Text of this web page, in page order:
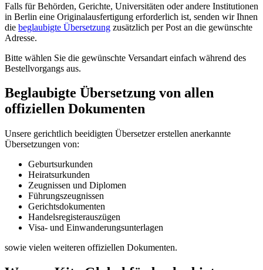
Falls für Behörden, Gerichte, Universitäten oder andere Institutionen
in Berlin eine Originalausfertigung erforderlich ist, senden wir Ihnen
die beglaubigte Übersetzung zusätzlich per Post an die gewünschte
Adresse.
Bitte wählen Sie die gewünschte Versandart einfach während des
Bestellvorgangs aus.
Beglaubigte Übersetzung von allen
offiziellen Dokumenten
Unsere gerichtlich beeidigten Übersetzer erstellen anerkannte
Übersetzungen von:
Geburtsurkunden
Heiratsurkunden
Zeugnissen und Diplomen
Führungszeugnissen
Gerichtsdokumenten
Handelsregisterauszügen
Visa- und Einwanderungsunterlagen
sowie vielen weiteren offiziellen Dokumenten.